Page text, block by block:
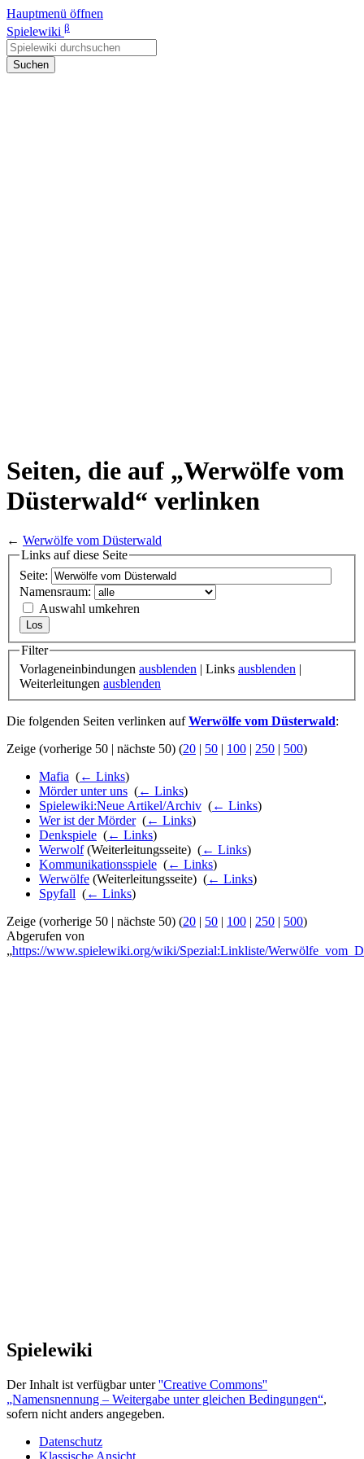
Hauptmenü öffnen
Spielewiki β
Suchen
Seiten, die auf „Werwölfe vom
Düsterwald“ verlinken
← Werwölfe vom Düsterwald
Links auf diese Seite
Seite:
Namensraum:
Auswahl umkehren
Filter
Vorlageneinbindungen ausblenden | Links ausblenden |
Weiterleitungen ausblenden
Die folgenden Seiten verlinken aufWerwölfe vom Düsterwald:
Zeige (vorherige 50 | nächste 50) (20 | 50 | 100 | 250 | 500)
Mafia (← Links)
Mörder unter uns (← Links)
Spielewiki:Neue Artikel/Archiv (← Links)
Wer ist der Mörder‎ (← Links)
Denkspiele (← Links)
Werwolf(Weiterleitungsseite) ‎ (← Links)
Kommunikationsspiele (← Links)
Werwölfe (Weiterleitungsseite) ‎ (← Links)
Spyfall (← Links)
Zeige (vorherige 50 | nächste 50) (20 | 50 | 100 | 250 | 500)
Abgerufen von
„https://www.spielewiki.org/wiki/Spezial:Linkliste/
Spielewiki
Der Inhalt ist verfügbar unter''Creative Commons''
„Namensnennung – Weitergabe unter gleichen Bedingungen“,
sofern nicht anders angegeben.
Datenschutz